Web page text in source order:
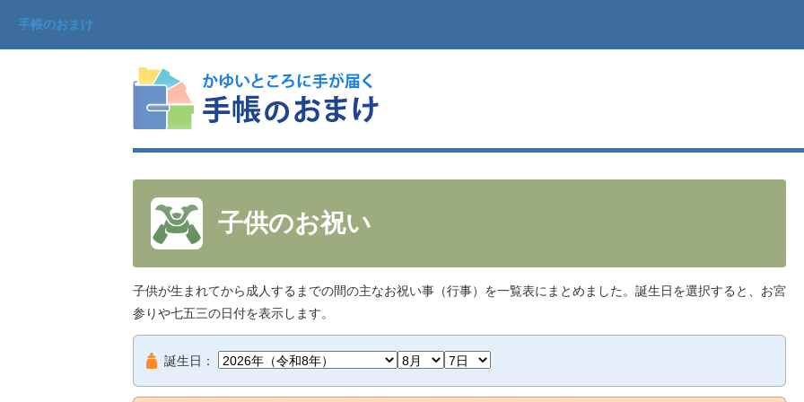
手帳のおまけ
子供のお祝い
子供が生まれてから成人するまでの間の主なお祝い事（行事）を一覧表にまとめました。誕生日を選択すると、お宮
参りや七五三の日付を表示します。
誕生日：